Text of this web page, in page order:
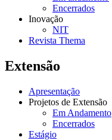
Encerrados
Inovação
NIT
Revista Thema
Extensão
Apresentação
Projetos de Extensão
Em Andamento
Encerrados
Estágio